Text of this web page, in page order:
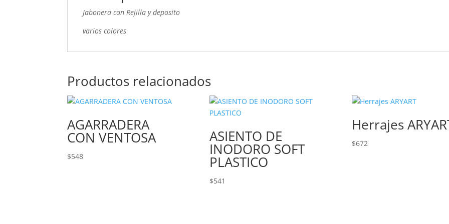
Jabonera con Rejilla y deposito
varios colores
Productos relacionados
AGARRADERA
CON VENTOSA
$548
ASIENTO DE
INODORO SOFT
PLASTICO
$541
Herrajes
$672